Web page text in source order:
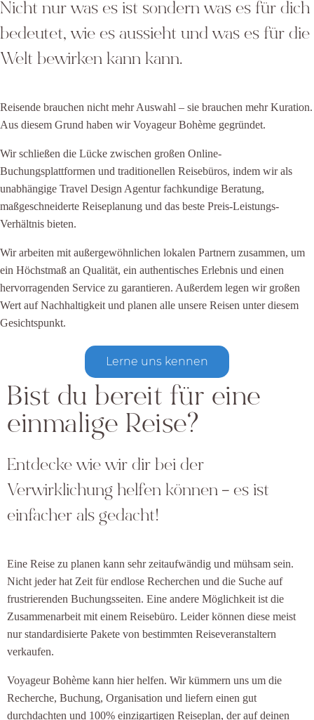
Nicht nur was es ist sondern was es für dich
bedeutet, wie es aussieht und was es für die
Welt bewirken kann kann.
Reisende brauchen nicht mehr Auswahl – sie brauchen mehr Kuration.
Aus diesem Grund haben wir Voyageur Bohème gegründet.
Wir schließen die Lücke zwischen großen Online-
Buchungsplattformen und traditionellen Reisebüros, indem wir als
unabhängige Travel Design Agentur fachkundige Beratung,
maßgeschneiderte Reiseplanung und das beste Preis-Leistungs-
Verhältnis bieten.
Wir arbeiten mit außergewöhnlichen lokalen Partnern zusammen, um
ein Höchstmaß an Qualität, ein authentisches Erlebnis und einen
hervorragenden Service zu garantieren. Außerdem legen wir großen
Wert auf Nachhaltigkeit und planen alle unsere Reisen unter diesem
Gesichtspunkt.
Lerne uns kennen
Bist du bereit für eine
einmalige Reise?
Entdecke wie wir dir bei der
Verwirklichung helfen können – es ist
einfacher als gedacht!
Eine Reise zu planen kann sehr zeitaufwändig und mühsam sein.
Nicht jeder hat Zeit für endlose Recherchen und die Suche auf
frustrierenden Buchungsseiten. Eine andere Möglichkeit ist die
Zusammenarbeit mit einem Reisebüro. Leider können diese meist
nur standardisierte Pakete von bestimmten Reiseveranstaltern
verkaufen.
Voyageur Bohème kann hier helfen. Wir kümmern uns um die
Recherche, Buchung, Organisation und liefern einen gut
durchdachten und 100% einzigartigen Reiseplan, der auf deinen